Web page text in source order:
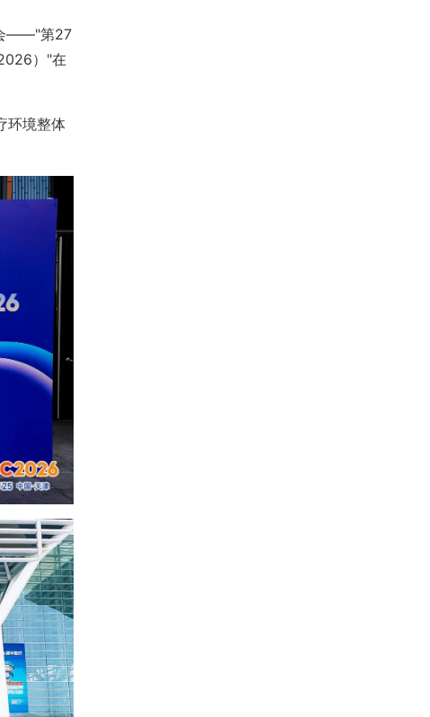
——"第27
）"在
环境整体